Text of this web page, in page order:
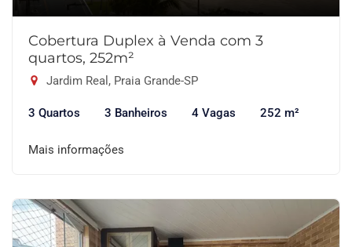
Cobertura Duplex à Venda com 3
quartos, 252m²
Jardim Real, Praia Grande-SP
3 Quartos 3 Banheiros 4 Vagas 252 m²
Mais informações